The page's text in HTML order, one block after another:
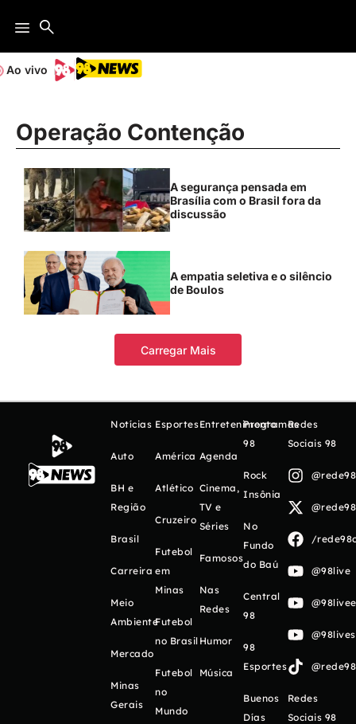
Ao vivo
Operação Contenção
A segurança pensada em
Brasília com o Brasil fora da
discussão
A empatia seletiva e o silêncio
de Boulos
Carregar Mais
Notícias
Auto
BH e
Região
Brasil
Carreira
Meio
Ambiente
Mercado
Minas
Gerais
Esportes
América
Atlético
Cruzeiro
Futebol
em
Minas
Futebol
no Brasil
Futebol
no
Mundo
Entretenimento
Agenda
Cinema,
TV e
Séries
Famosos
Nas
Redes
Humor
Música
Programas
98
Rock
Insônia
No
Fundo
do Baú
Central
98
98
Esportes
Buenos
Días
Redes
Sociais 98
/
@98live
Redes
Sociais 98